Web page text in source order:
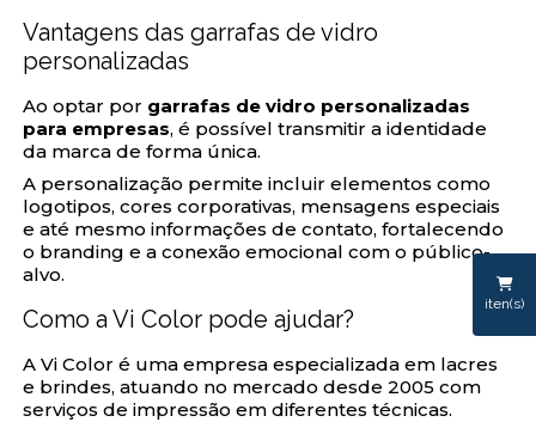
iten(s)
Vantagens das garrafas de vidro
personalizadas
Ao optar por garrafas de vidro personalizadas
para empresas, é possível transmitir a identidade
da marca de forma única.
A personalização permite incluir elementos como
logotipos, cores corporativas, mensagens especiais
e até mesmo informações de contato, fortalecendo
o branding e a conexão emocional com o público-
alvo.
Como a Vi Color pode ajudar?
A Vi Color é uma empresa especializada em lacres
e brindes, atuando no mercado desde 2005 com
serviços de impressão em diferentes técnicas.